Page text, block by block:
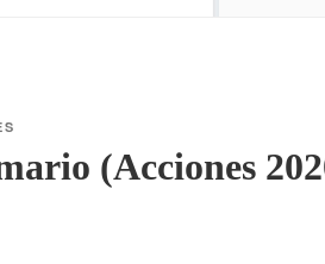
(Acciones